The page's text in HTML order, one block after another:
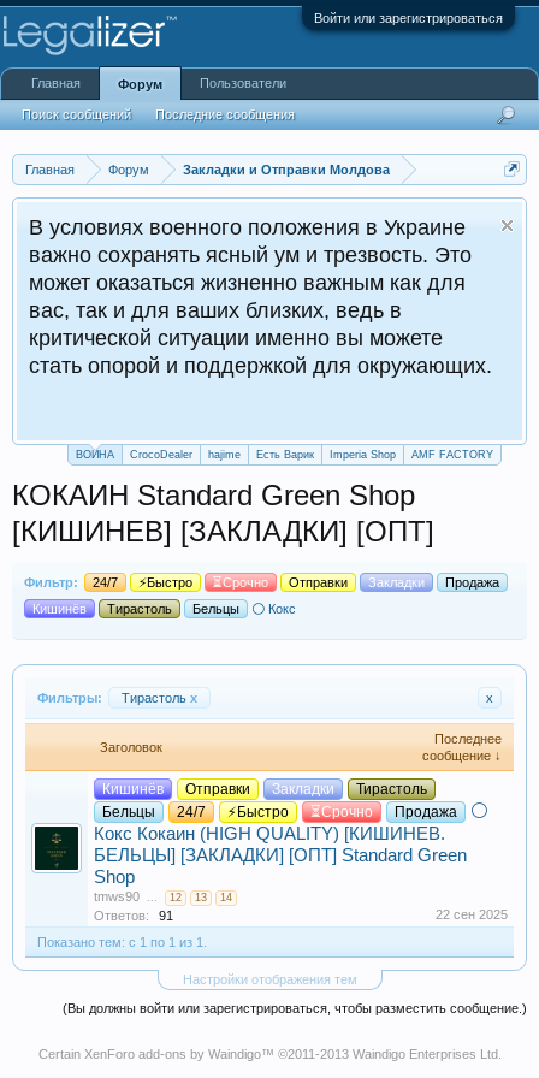
Войти или зарегистрироваться
Главная Форум Закладки и Отправки Молдова
В условиях военного положения в Украине
важно сохранять ясный ум и трезвость. Это
может оказаться жизненно важным как для
вас, так и для ваших близких, ведь в
критической ситуации именно вы можете
стать опорой и поддержкой для окружающих.
ВОЙНА CrocoDealer hajime Есть Варик Imperia Shop AMF FACTORY
КОКАИН Standard Green Shop
[КИШИНЕВ] [ЗАКЛАДКИ] [ОПТ]
Фильтр: 24/7 ⚡Быстро ⏳Срочно Отправки Закладки
Продажа
Кишинёв
Тирастоль Бельцы ⚪ Кокс
Фильтры: Тирастоль x x
Заголовок
Последнее
сообщение ↓
Кишинёв Отправки Закладки
Тирастоль
Бельцы
24/7 ⚡Быстро ⏳Срочно Продажа
⚪
Кокс Кокаин (HIGH QUALITY) [КИШИНЕВ.
БЕЛЬЦЫ] [ЗАКЛАДКИ] [ОПТ] Standard Green
Shop
tmws90 ... 12 13 14
Ответов: 91
22 сен 2025
Показано тем: с 1 по 1 из 1.
Настройки отображения тем
(Вы должны войти или зарегистрироваться, чтобы разместить сообщение.)
Certain XenForo add-ons by Waindigo™ ©2011-2013 Waindigo Enterprises Ltd.
Главная Форум
Поиск сообщений Последние сообщения
Пользователи